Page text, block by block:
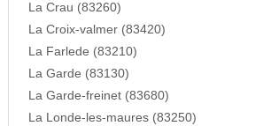
La Crau (83260)
La Croix-valmer (83420)
La Farlede (83210)
La Garde (83130)
La Garde-freinet (83680)
La Londe-les-maures (83250)